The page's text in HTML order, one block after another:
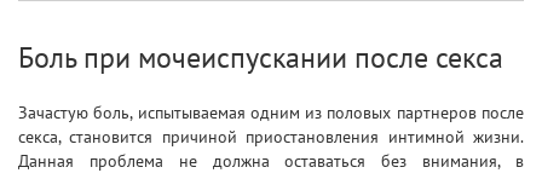
Боль при мочеиспускании после секса
Зачастую боль, испытываемая одним из половых партнеров после
секса, становится причиной приостановления интимной жизни.
Данная проблема не должна оставаться без внимания, в